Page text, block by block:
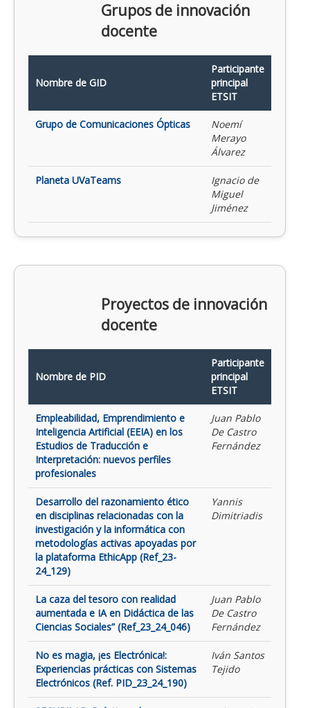
Grupos de innovación
docente
Nombre de GID
Participante
principal
ETSIT
Grupo de Comunicaciones Ópticas
Noemí
Merayo
Álvarez
Planeta UVaTeams
Ignacio de
Miguel
Jiménez
Proyectos de innovación
docente
Nombre de PID
Participante
principal
ETSIT
Empleabilidad, Emprendimiento e
Inteligencia Artificial (EEIA) en los
Estudios de Traducción e
Interpretación: nuevos perfiles
profesionales
Juan Pablo
De Castro
Fernández
Desarrollo del razonamiento ético
en disciplinas relacionadas con la
investigación y la informática con
metodologías activas apoyadas por
la plataforma EthicApp (Ref_23-
24_129)
Yannis
Dimitriadis
La caza del tesoro con realidad
aumentada e IA en Didáctica de las
Ciencias Sociales” (Ref_23_24_046)
Juan Pablo
De Castro
Fernández
No es magia, ¡es Electrónica!:
Experiencias prácticas con Sistemas
Electrónicos (Ref. PID_23_24_190)
Iván Santos
Tejido